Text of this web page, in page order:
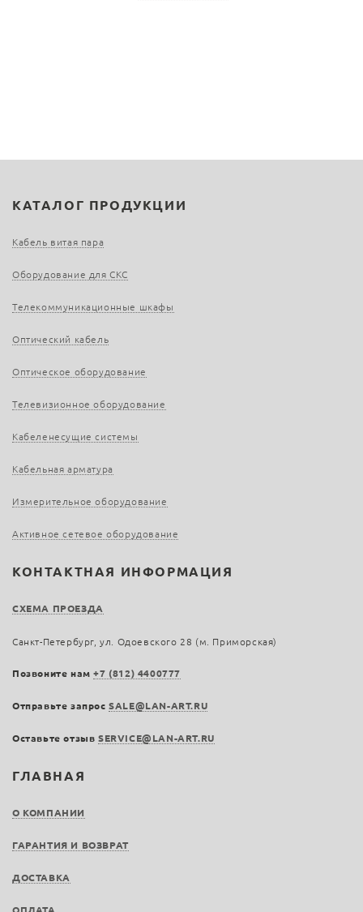
ГЛАВНАЯ
О КОМПАНИИ
ГАРАНТИЯ И ВОЗВРАТ
ДОСТАВКА
ОПЛАТА
КАТАЛОГ ПРОДУКЦИИ
Кабель витая пара
Оборудование для СКС
Телекоммуникационные шкафы
Оптический кабель
Оптическое оборудование
Телевизионное оборудование
Кабеленесущие системы
Кабельная арматура
Измерительное оборудование
Активное сетевое оборудование
КОНТАКТНАЯ ИНФОРМАЦИЯ
СХЕМА ПРОЕЗДА
Санкт-Петербург, ул. Одоевского 28 (м. Приморская)
Позвоните нам+7 (812) 4400777
Отправьте запросSALE@LAN-ART.RU
Оставьте отзыв SERVICE@LAN-ART.RU